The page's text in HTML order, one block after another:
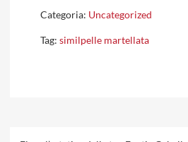
Categoria: Uncategorized
Tag: similpelle martellata